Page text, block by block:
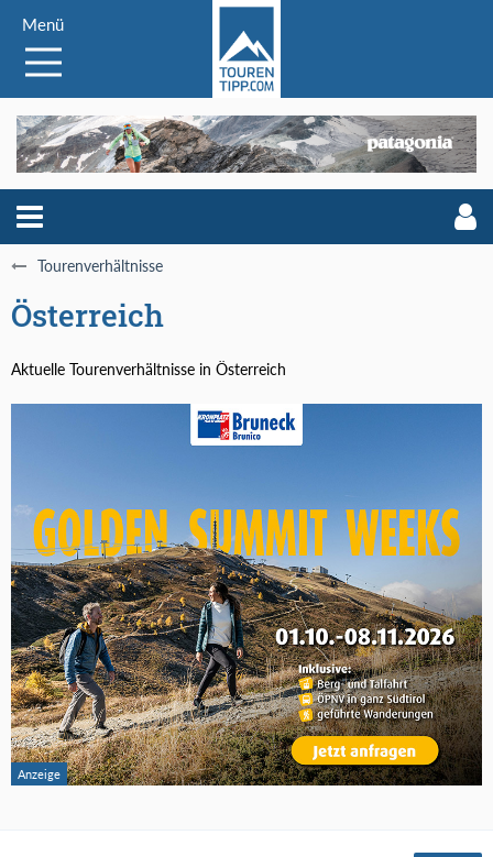
Menü
Tourenverhältnisse
Österreich
Aktuelle Tourenverhältnisse in Österreich